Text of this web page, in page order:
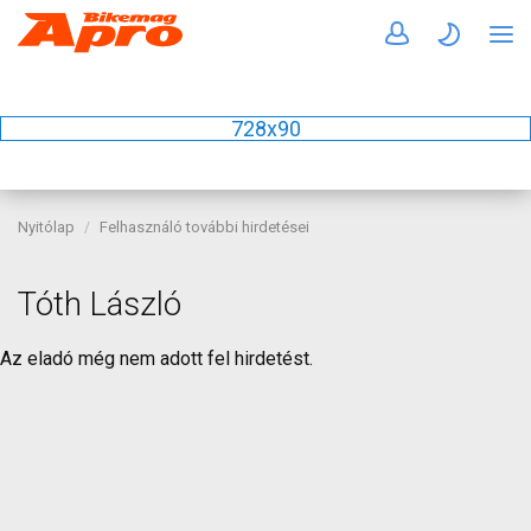
728x90
Nyitólap Felhasználó további hirdetései
Tóth László
Az eladó még nem adott fel hirdetést.